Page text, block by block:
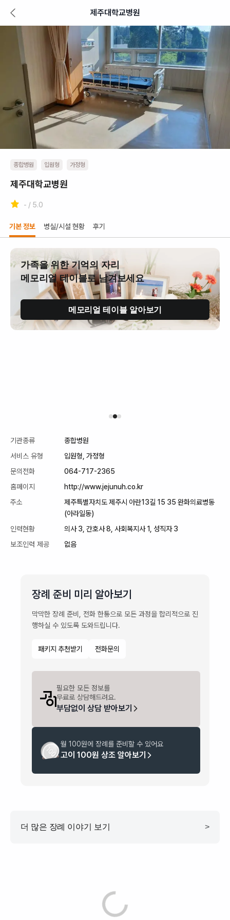
제주대학교병원
종합병원 입원형 가정형
제주대학교병원
- / 5.0
기본 정보 병실/시설 현황 후기
가족을 위한 기억의 자리
메모리얼 테이블로 남겨보세요
메모리얼 테이블 알아보기
기관종류
종합병원
서비스 유형
입원형, 가정형
문의전화
064-717-2365
홈페이지
http://www.jejunuh.co.kr
주소
제주특별자치도 제주시 아란13길 15 35 완화의료병동
(아라일동)
인력현황
의사 3, 간호사 8, 사회복지사 1, 성직자 3
보조인력 제공
없음
장례 준비 미리 알아보기
막막한 장례 준비, 전화 한통으로 모든 과정을 합리적으로 진
행하실 수 있도록 도와드립니다.
패키지 추천받기 전화문의
필요한 모든 정보를
무료로 상담해드려요.
부담없이 상담 받아보기
월 100원에 장례를 준비할 수 있어요
고이 100원 상조 알아보기
더 많은 장례 이야기 보기 >